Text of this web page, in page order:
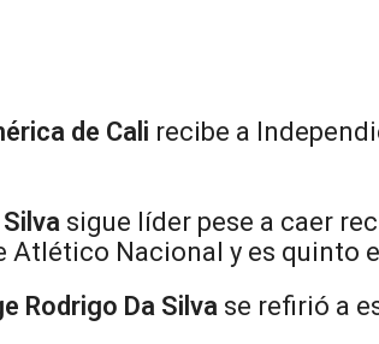
de Cali recibe a
sigue líder pese a caer
Atlético Nacional y es quinto
Rodrigo Da Silvase refirió a